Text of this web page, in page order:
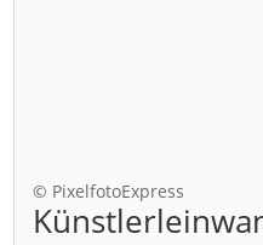
© PixelfotoExpress